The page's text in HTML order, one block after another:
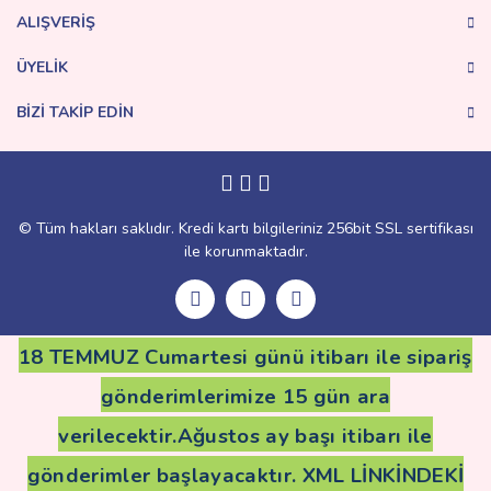
ALIŞVERİŞ
ÜYELİK
BİZİ TAKİP EDİN
© Tüm hakları saklıdır. Kredi kartı bilgileriniz 256bit SSL sertifikası
ile korunmaktadır.
18 TEMMUZ Cumartesi günü itibarı ile sipariş
gönderimlerimize 15 gün ara
verilecektir.Ağustos ay başı itibarı ile
gönderimler başlayacaktır. XML LİNKİNDEKİ